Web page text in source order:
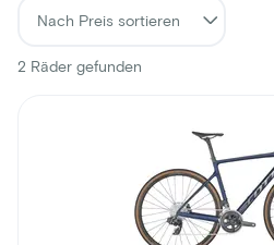
2 Räder gefunden